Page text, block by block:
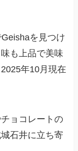
を見つけ
も上品で美味
年10月現在
ョコレートの
石井に立ち寄